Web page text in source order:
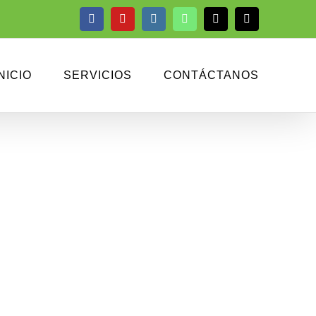
FacebookYouTubeInstagramWhatsAppPhone
SERVICIOS CONTÁCTANOS